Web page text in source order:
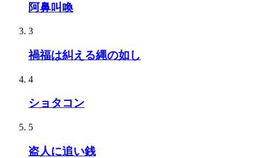
阿鼻叫喚
3
禍福は糾える縄の如し
4
ショタコン
5
盗人に追い銭